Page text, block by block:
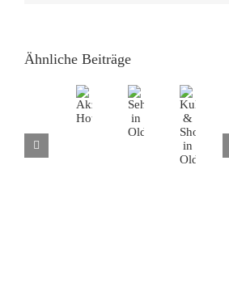
Ähnliche Beiträge